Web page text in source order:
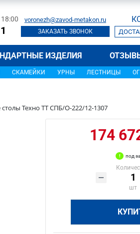
voronezh@zavod-metakon.ru
ЗАКАЗАТЬ ЗВОНОК
ИЗДЕЛИЯ
СКАМЕЙКИ УРНЫ ЛЕСТНИЦЫ
Техно ТТ СПБ/О-222/12-1307
174
под
шт